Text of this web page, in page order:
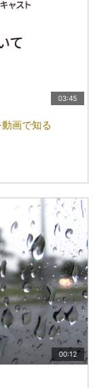
03:45
画で知る
00:12